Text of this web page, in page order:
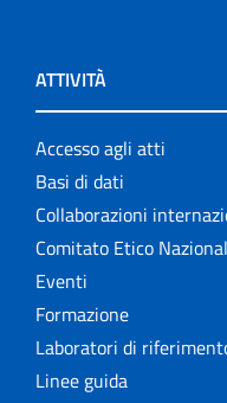
ATTIVITÀ
Accesso agli atti
Basi di dati
Collaborazioni
Comitato Etico
Eventi
Formazione
Laboratori di
Linee guida